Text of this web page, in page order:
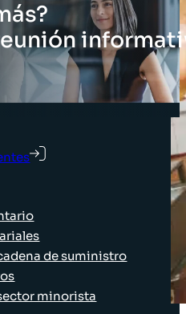
de suministro
minorista